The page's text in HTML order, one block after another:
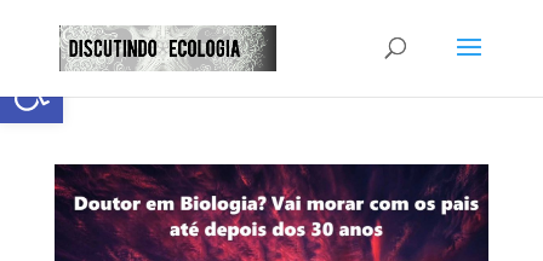
Abrir a barra de ferramentas